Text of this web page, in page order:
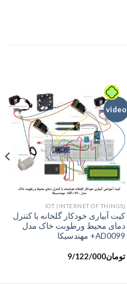
video
IOT (INTERNET OF THINGS)
کیت آبیاری خودکار گلخانه با کنترل
دمای محیط ورطوبت خاک مدل
AD0099+ مهندسیکا
تومان9/122/000